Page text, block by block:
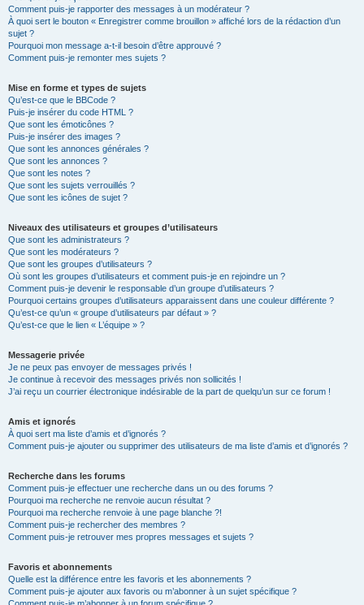
Comment puis-je rapporter des messages à un modérateur ?
À quoi sert le bouton « Enregistrer comme brouillon » affiché lors de la rédaction d’un
sujet ?
Pourquoi mon message a-t-il besoin d’être approuvé ?
Comment puis-je remonter mes sujets ?
Mise en forme et types de sujets
Qu’est-ce que le BBCode ?
Puis-je insérer du code HTML ?
Que sont les émoticônes ?
Puis-je insérer des images ?
Que sont les annonces générales ?
Que sont les annonces ?
Que sont les notes ?
Que sont les sujets verrouillés ?
Que sont les icônes de sujet ?
Niveaux des utilisateurs et groupes d’utilisateurs
Que sont les administrateurs ?
Que sont les modérateurs ?
Que sont les groupes d’utilisateurs ?
Où sont les groupes d’utilisateurs et comment puis-je en rejoindre un ?
Comment puis-je devenir le responsable d’un groupe d’utilisateurs ?
Pourquoi certains groupes d’utilisateurs apparaissent dans une couleur différente ?
Qu’est-ce qu’un « groupe d’utilisateurs par défaut » ?
Qu’est-ce que le lien « L’équipe » ?
Messagerie privée
Je ne peux pas envoyer de messages privés !
Je continue à recevoir des messages privés non sollicités !
J’ai reçu un courrier électronique indésirable de la part de quelqu’un sur ce forum !
Amis et ignorés
À quoi sert ma liste d’amis et d’ignorés ?
Comment puis-je ajouter ou supprimer des utilisateurs de ma liste d’amis et d’ignorés ?
Recherche dans les forums
Comment puis-je effectuer une recherche dans un ou des forums ?
Pourquoi ma recherche ne renvoie aucun résultat ?
Pourquoi ma recherche renvoie à une page blanche ?!
Comment puis-je rechercher des membres ?
Comment puis-je retrouver mes propres messages et sujets ?
Favoris et abonnements
Quelle est la différence entre les favoris et les abonnements ?
Comment puis-je ajouter aux favoris ou m’abonner à un sujet spécifique ?